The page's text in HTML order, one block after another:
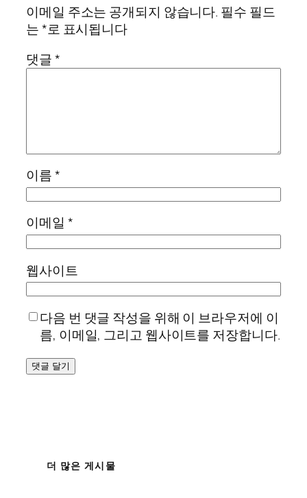
이메일 주소는 공개되지 않습니다. 필수 필드
는*로 표시됩니다
댓글*
이름*
이메일 *
웹사이트
다음 번 댓글 작성을 위해 이 브라우저에 이
름, 이메일, 그리고 웹사이트를 저장합니다.
더 많은 게시물